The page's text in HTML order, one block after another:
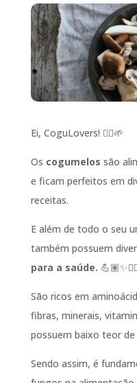
Ei, CoguLovers! 🙋‍♀️🌱
Os cogumelos são
e ficam perfeitos em
receitas.
E além de todo o seu
também possuem
para a saúde.
São ricos em
fibras, minerais,
possuem baixo teor
Sendo assim, é